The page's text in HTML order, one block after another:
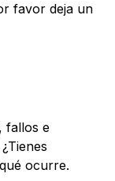
favor deja un
fallos e
ocurre.